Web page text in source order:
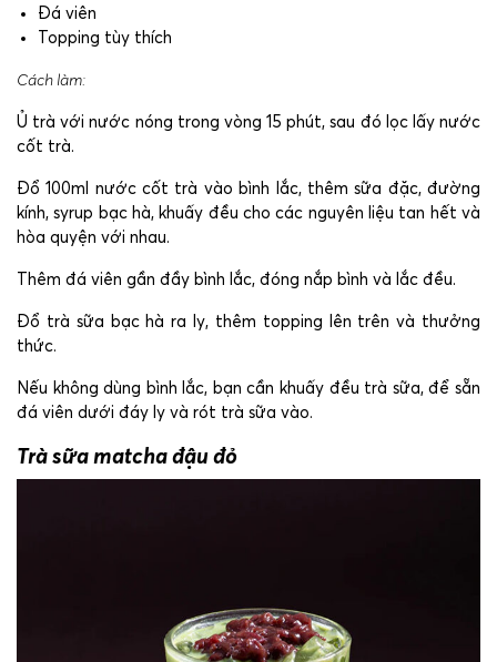
Đá viên
Topping tùy thích
Cách làm:
Ủ trà với nước nóng trong vòng 15 phút, sau đó lọc lấy nước
cốt trà.
Đổ 100ml nước cốt trà vào bình lắc, thêm sữa đặc, đường
kính, syrup bạc hà, khuấy đều cho các nguyên liệu tan hết và
hòa quyện với nhau.
Thêm đá viên gần đầy bình lắc, đóng nắp bình và lắc đều.
Đổ trà sữa bạc hà ra ly, thêm topping lên trên và thưởng
thức.
Nếu không dùng bình lắc, bạn cần khuấy đều trà sữa, để sẵn
đá viên dưới đáy ly và rót trà sữa vào.
Trà sữa matcha đậu đỏ